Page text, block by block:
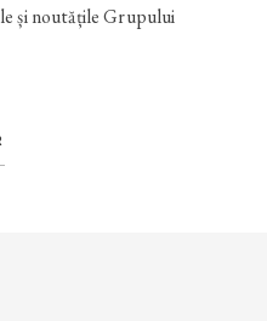
și noutățile Grupului